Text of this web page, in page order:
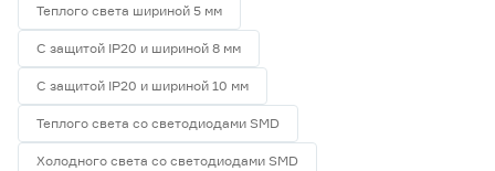
Теплого света шириной 5 мм
С защитой IP20 и шириной 8 мм
С защитой IP20 и шириной 10 мм
Теплого света со светодиодами SMD
Холодного света со светодиодами SMD